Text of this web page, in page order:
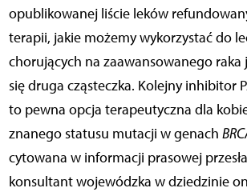
opublikowanej liście leków
terapii, jakie możemy wykorzystać do
chorujących na zaawansowanego raka
się druga cząsteczka. Kolejny inhibitor
to pewna opcja terapeutyczna dla
znanego statusu mutacji w genach
cytowana w informacji prasowej
konsultant wojewódzka w dziedzinie